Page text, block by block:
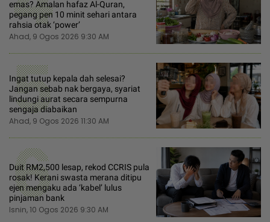
emas? Amalan hafaz Al-Quran,
pegang pen 10 minit sehari antara
rahsia otak ‘power’
Ahad, 9 Ogos 2026 9:30 AM
5
Ingat tutup kepala dah selesai?
Jangan sebab nak bergaya, syariat
lindungi aurat secara sempurna
sengaja diabaikan
Ahad, 9 Ogos 2026 11:30 AM
6
Duit RM2,500 lesap, rekod CCRIS pula
rosak! Kerani swasta merana ditipu
ejen mengaku ada ‘kabel’ lulus
pinjaman bank
Isnin, 10 Ogos 2026 9:30 AM